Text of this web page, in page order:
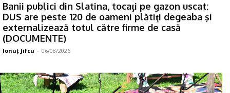
Banii publici din Slatina, tocaţi pe gazon uscat:
DUS are peste 120 de oameni plătiţi degeaba şi
externalizează totul către firme de casă
(DOCUMENTE)
Ionuţ Jifcu - 06/08/2026